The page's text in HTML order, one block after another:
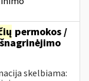
permokos /
skelbiama: